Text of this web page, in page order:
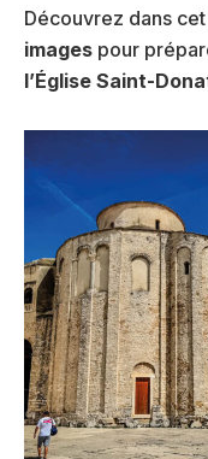
Découvrez dans
images pour
l’Église Saint-